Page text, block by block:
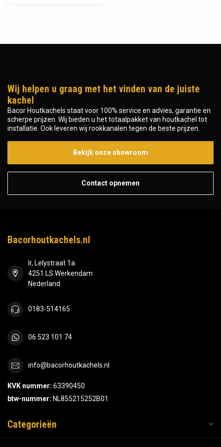
Wij helpen u graag met het vinden van de juiste
kachel
Bacor Houtkachels staat voor 100% service en advies, garantie en
scherpe prijzen. Wij bieden u het totaalpakket van houtkachel tot
installatie. Ook leveren wij rookkanalen tegen de beste prijzen.
Bekijk onze showroom
Contact opnemen
Bacorhoutkachels.nl
Ir, Lelystraat 1a
4251 LS Werkendam
Nederland
0183-514165
06 523 101 74
info@bacorhoutkachels.nl
KVK nummer: 63390450
btw-nummer: NL855215252B01
Categorieën